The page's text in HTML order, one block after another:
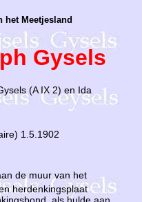
het Meetjesland
Gysels
(A IX 2) en Ida
1.5.1902
de muur van het
herdenkingsplaat
als hulde aan